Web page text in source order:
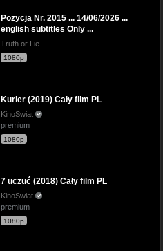
Pozycja Nr. 2015 ... 14/06/2026 ...
english subtitles Only ...
Truth or Lie
1080p
Kurier (2019) Cały film PL
KinoSwiat
premium
1080p
7 uczuć (2018) Cały film PL
KinoSwiat
premium
1080p